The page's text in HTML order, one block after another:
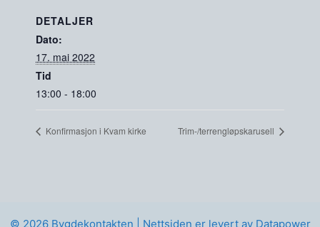
DETALJER
Dato:
17. mai 2022
Tid
13:00 - 18:00
Konfirmasjon i Kvam kirke Trim-/terrengløpskarusell
© 2026 Bygdekontakten | Nettsiden er levert av Datapower